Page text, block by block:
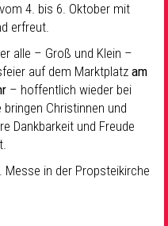
4. bis 6. Oktober mit
erfreut.
alle – Groß und Klein –
auf dem Marktplatz am
– hoffentlich wieder bei
Christinnen und
Dankbarkeit und Freude
Messe in der Propsteikirche